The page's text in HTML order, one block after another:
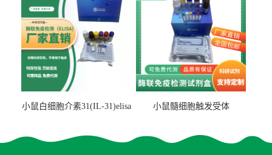
小鼠白细胞介素31(IL-31)elisa
小鼠髓细胞触发受体